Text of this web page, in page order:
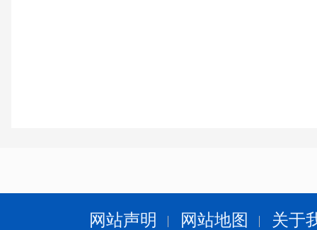
网站声明 网站地图
关于